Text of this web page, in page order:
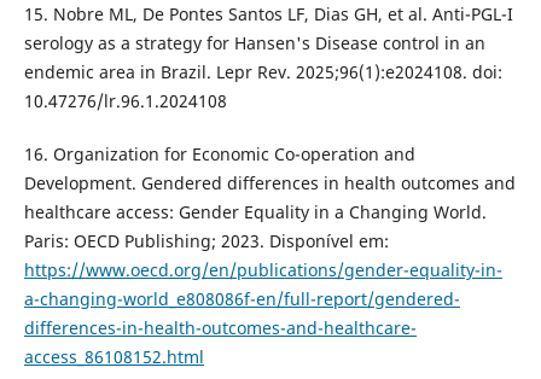
15. Nobre ML, De Pontes Santos LF, Dias GH, et al. Anti-PGL-I
serology as a strategy for Hansen's Disease control in an
endemic area in Brazil. Lepr Rev. 2025;96(1):e2024108. doi:
10.47276/lr.96.1.2024108
16. Organization for Economic Co-operation and
Development. Gendered differences in health outcomes and
healthcare access: Gender Equality in a Changing World.
Paris: OECD Publishing; 2023. Disponível em:
https://www.oecd.org/en/publications/gender-equality-in-
a-changing-world_e808086f-en/full-report/gendered-
differences-in-health-outcomes-and-healthcare-
access_86108152.html